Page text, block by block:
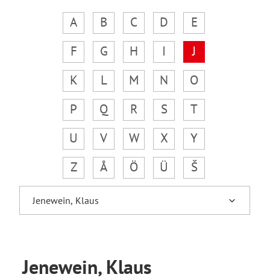
A B C D
E
F
G H I
J
K
L M N
O
P
Q R S
T
U
V W X
Y
Z
Å Ö Ü Š
Jenewein, Klaus